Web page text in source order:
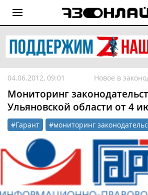
04.06.2012, 09:01 Новое в
Мониторинг
Ульяновской области от 4
#Гарант #мониторинг